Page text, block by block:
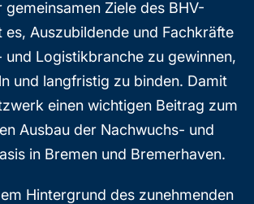
gemeinsamen Ziele des BHV-
es, Auszubildende und Fachkräfte
und Logistikbranche zu gewinnen,
und langfristig zu binden. Damit
einen wichtigen Beitrag zum
Ausbau der Nachwuchs- und
in Bremen und Bremerhaven.
Hintergrund des zunehmenden